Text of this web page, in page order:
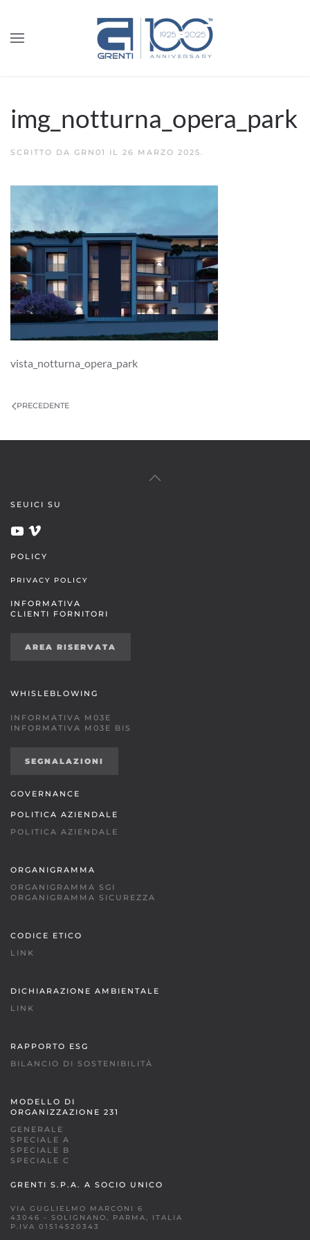
img_notturna_opera_park
SCRITTO DA GRN01 IL 26 MARZO 2025.
vista_notturna_opera_park
PRECEDENTE
SEUICI SU
POLICY
PRIVACY POLICY
INFORMATIVA
CLIENTI FORNITORI
AREA RISERVATA
WHISLEBLOWING
INFORMATIVA M03E
INFORMATIVA M03E BIS
SEGNALAZIONI
GOVERNANCE
POLITICA AZIENDALE
POLITICA AZIENDALE
ORGANIGRAMMA
ORGANIGRAMMA SGI
ORGANIGRAMMA SICUREZZA
CODICE ETICO
LINK
DICHIARAZIONE AMBIENTALE
LINK
RAPPORTO ESG
BILANCIO DI SOSTENIBILITÀ
MODELLO DI
ORGANIZZAZIONE 231
GENERALE
SPECIALE A
SPECIALE B
SPECIALE C
GRENTI S.P.A. A SOCIO UNICO
VIA GUGLIELMO MARCONI 6
43046 - SOLIGNANO, PARMA, ITALIA
P.IVA 01514520343